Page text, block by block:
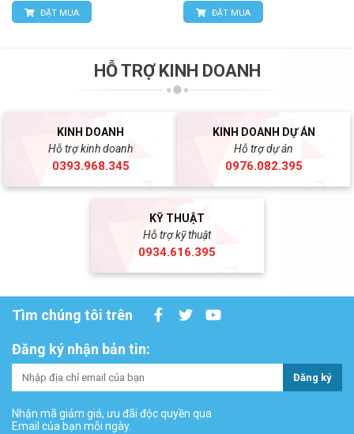
ĐẶT MUA ĐẶT MUA
HỖ TRỢ KINH DOANH
KINH DOANH
Hỗ trợ kinh doanh
0393.968.345
KINH DOANH DỰ ÁN
Hỗ trợ dự án
0976.082.395
KỸ THUẬT
Hỗ trợ kỹ thuật
0934.616.395
Tìm chúng tôi trên
Đăng ký nhận bản tin:
Đăng ký
Nhận mã giảm giá, ưu đãi độc quyền qua
Email của bạn mỗi ngày.